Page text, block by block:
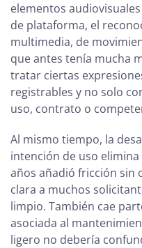
elementos
de plataforma, el
multimedia, de
que antes tenía mucha
tratar ciertas
registrables y no solo
uso, contrato o
Al mismo tiempo, la
intención de uso
años añadió fricción sin
clara a muchos
limpio. También cae
asociada al
ligero no debería